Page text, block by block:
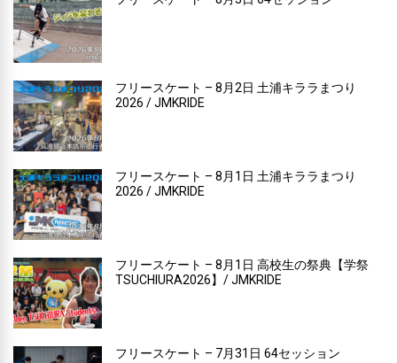
フリースケート – 8月2日 土浦キララまつり
2026 / JMKRIDE
フリースケート – 8月1日 土浦キララまつり
2026 / JMKRIDE
フリースケート – 8月1日 高校生の祭典【学祭
TSUCHIURA2026】/ JMKRIDE
フリースケート – 7月31日 64セッション